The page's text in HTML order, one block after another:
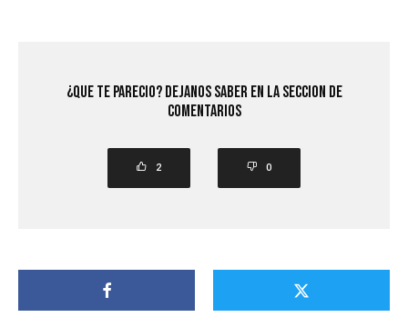
¿Que Te Parecio? Dejanos saber en la seccion de
comentarios
2 0